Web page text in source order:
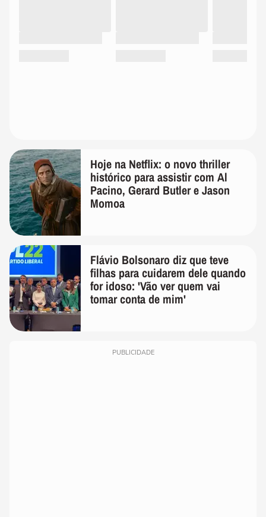
Hoje na Netflix: o novo thriller
histórico para assistir com Al
Pacino, Gerard Butler e Jason
Momoa
Flávio Bolsonaro diz que teve
filhas para cuidarem dele quando
for idoso: 'Vão ver quem vai
tomar conta de mim'
PUBLICIDADE